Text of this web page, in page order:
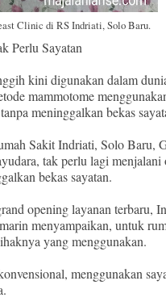
Clinic di RS Indriati, Solo Baru.
Perlu Sayatan
kini digunakan dalam
mammotome
meninggalkan bekas
Sakit Indriati, Solo Baru,
tak perlu lagi menjalani
bekas sayatan.
opening layanan terbaru,
menyampaikan, untuk
yang menggunakan.
menggunakan